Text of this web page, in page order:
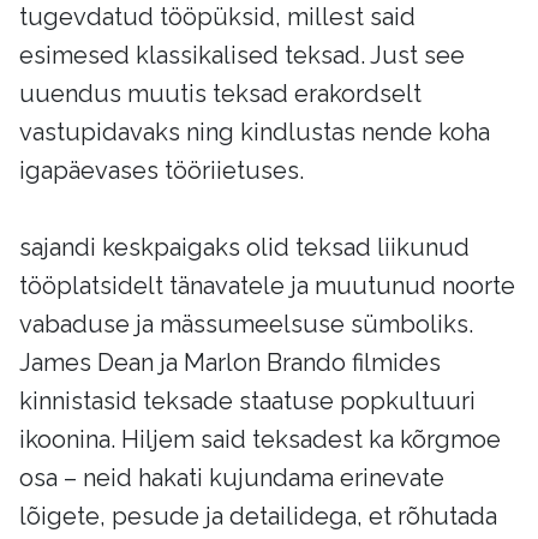
tugevdatud tööpüksid, millest said
esimesed klassikalised teksad. Just see
uuendus muutis teksad erakordselt
vastupidavaks ning kindlustas nende koha
igapäevases tööriietuses.
sajandi keskpaigaks olid teksad liikunud
tööplatsidelt tänavatele ja muutunud noorte
vabaduse ja mässumeelsuse sümboliks.
James Dean ja Marlon Brando filmides
kinnistasid teksade staatuse popkultuuri
ikoonina. Hiljem said teksadest ka kõrgmoe
osa – neid hakati kujundama erinevate
lõigete, pesude ja detailidega, et rõhutada